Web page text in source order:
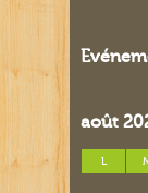
août
L